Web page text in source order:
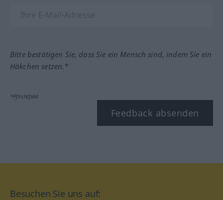
Bitte bestätigen Sie, dass Sie ein Mensch sind, indem Sie ein
Häkchen setzen.*
*Pflichtfeld
Feedback absenden
Besuchen Sie uns auf: